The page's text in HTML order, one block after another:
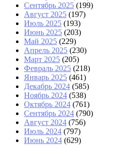
Сентябрь 2025 (199)
Август 2025 (197)
Июль 2025 (193)
Июнь 2025 (203)
Май 2025 (229)
Апрель 2025 (230)
Март 2025 (205)
Февраль 2025 (218)
Январь 2025 (461)
Декабрь 2024 (585)
Ноябрь 2024 (538)
Октябрь 2024 (761)
Сентябрь 2024 (790)
Август 2024 (756)
Июль 2024 (797)
Июнь 2024 (629)